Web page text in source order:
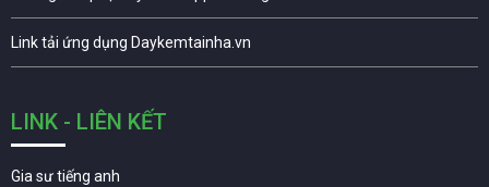
Link tải ứng dụng Daykemtainha.vn
LINK - LIÊN KẾT
Gia sư tiếng anh